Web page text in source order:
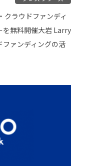
クラウドファンディ
を無料開催大岩 Larry
ァンディングの活